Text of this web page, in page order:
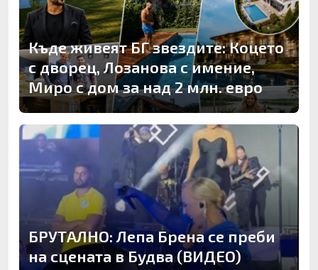
Къде живеят БГ звездите: Коцето
с дворец, Лозанова с имение,
Миро с дом за над 2 млн. евро
БРУТАЛНО: Лепа Брена се преби
на сцената в Будва (ВИДЕО)